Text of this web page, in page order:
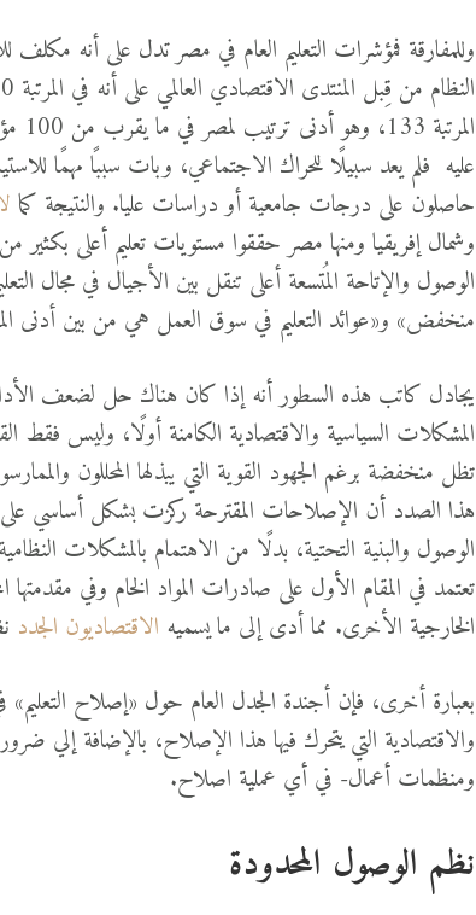
وللمفارقة فمؤشرات التعليم العام في مصر تدل على أنه
عليه فلم يعد سبيلًا للحراك الاجتماعي، وبات سببًا مهمًا
حاصلون على درجات جامعية أو دراسات عليا. والنتيجة كما
وشمال إفريقيا ومنها مصر حققوا مستويات تعليم أعلى
الوصول والإتاحة المُتسعة أعلى تنقل بين الأجيال في مجال
منخفض» و«عوائد التعليم في سوق العمل هي من بين أدنى
يجادل كاتب هذه السطور أنه إذا كان هناك حل لضعف
المشكلات السياسية والاقتصادية الكامنة أولًا، وليس فقط
تظل منخفضة برغم الجهود القوية التي يبذلها المحللون
هذا الصدد أن الإصلاحات المقترحة ركزت بشكل أساسي على
الوصول والبنية التحتية، بدلًا من الاهتمام بالمشكلات
تعتمد في المقام الأول على صادرات المواد الخام وفي
الخارجية الأخرى. مما أدى إلى ما يسميه الاقتصاديون الجدد
بعبارة أخرى، فإن أجندة الجدل العام حول «إصلاح
والاقتصادية التي يتحرك فيها هذا الإصلاح، بالإضافة
ومنظمات أعمال- في أي عملية اصلاح.
نظم الوصول المحدودة